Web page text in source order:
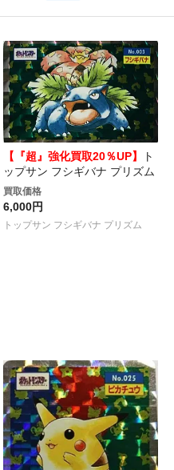
【『超』強化買取20％UP】
ト
ップサン フシギバナ プリズム
買取価格
6,000円
トップサン フシギバナ プリズム